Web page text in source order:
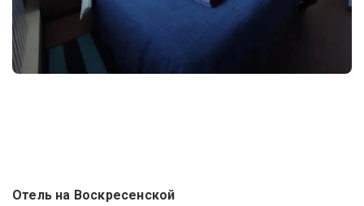
Отель на Воскресенской